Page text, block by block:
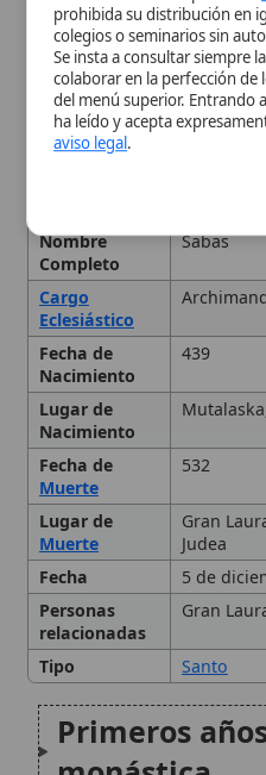
Fecha de
Nacimiento
439
Lugar de
Nacimiento
Mutalaska,
Fecha de
Muerte
532
Gran Laura
Fecha
5 de
Personas
relacionadas
Tipo
Primeros años y
monástica
Vida eremítica
de la Gran
Liderazgo y
ortodoxia
Muerte y
Otros santos
nombre